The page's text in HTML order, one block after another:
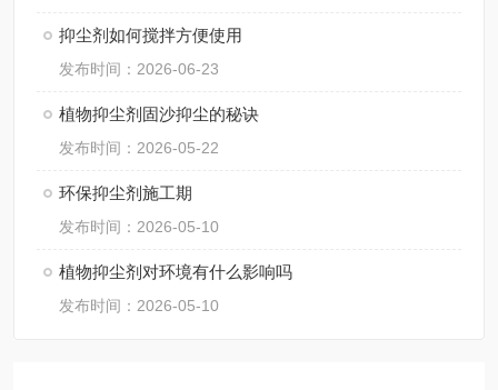
抑尘剂如何搅拌方便使用
发布时间：2026-06-23
植物抑尘剂固沙抑尘的秘诀
发布时间：2026-05-22
环保抑尘剂施工期
发布时间：2026-05-10
植物抑尘剂对环境有什么影响吗
发布时间：2026-05-10